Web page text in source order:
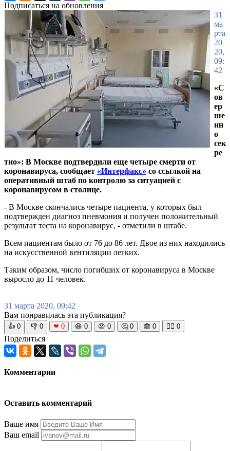
Подписаться на обновления
31
ма
рта
20
20,
09:
42
«С
ов
ер
ше
нн
о
сек
ре
тно»: В Москве подтвердили еще четыре смерти от
коронавируса, сообщает «Интерфакс» со ссылкой на
оперативный штаб по контролю за ситуацией с
коронавирусом в столице.
- В Москве скончались четыре пациента, у которых был
подтвержден диагноз пневмония и получен положительный
результат теста на коронавирус, - отметили в штабе.
Всем пациентам было от 76 до 86 лет. Двое из них находились
на искусственной вентиляции легких.
Таким образом, число погибших от коронавируса в Москве
выросло до 11 человек.
31 марта 2020, 09:42
Вам понравилась эта публикация?
👍 0 👎 0 ❤ 0 😆 0 😡 0 🤔 0 🙈 0 🧘‍♀️ 0
Поделиться
Комментарии
Оставить комментарий
Ваше имя
Ваш email